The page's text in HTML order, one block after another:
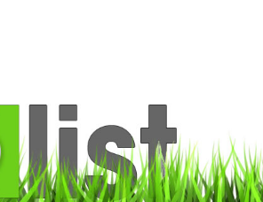
William Kvist
Ronny Minkwitz
Jamie O'Hara